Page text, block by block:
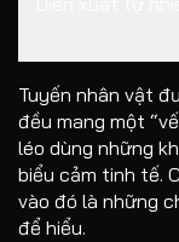
Tuyến nhân vật
đều mang một
léo dùng những
biểu cảm tinh tế.
vào đó là những
để hiểu.